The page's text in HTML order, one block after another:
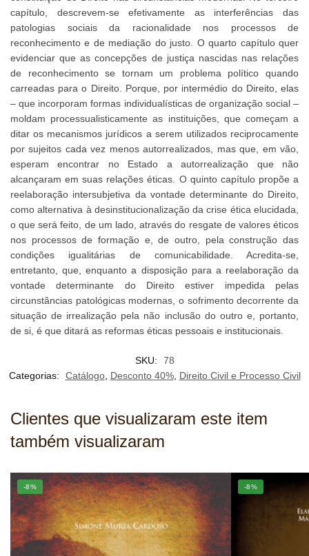
capítulo, descrevem-se efetivamente as interferências das
patologias sociais da racionalidade nos processos de
reconhecimento e de mediação do justo. O quarto capítulo quer
evidenciar que as concepções de justiça nascidas nas relações
de reconhecimento se tornam um problema político quando
carreadas para o Direito. Porque, por intermédio do Direito, elas
– que incorporam formas individualísticas de organização social –
moldam processualisticamente as instituições, que começam a
ditar os mecanismos jurídicos a serem utilizados reciprocamente
por sujeitos cada vez menos autorrealizados, mas que, em vão,
esperam encontrar no Estado a autorrealização que não
alcançaram em suas relações éticas. O quinto capítulo propõe a
reelaboração intersubjetiva da vontade determinante do Direito,
como alternativa à desinstitucionalização da crise ética elucidada,
o que será feito, de um lado, através do resgate de valores éticos
nos processos de formação e, de outro, pela construção das
condições igualitárias de comunicabilidade. Acredita-se,
entretanto, que, enquanto a disposição para a reelaboração da
vontade determinante do Direito estiver impedida pelas
circunstâncias patológicas modernas, o sofrimento decorrente da
situação de irrealização pela não inclusão do outro e, portanto,
de si, é que ditará as reformas éticas pessoais e institucionais.
SKU:
78
Categorias:
Catálogo, Desconto 40%, Direito Civil e Processo Civil
Clientes que visualizaram este item
também visualizaram
-8% -8%